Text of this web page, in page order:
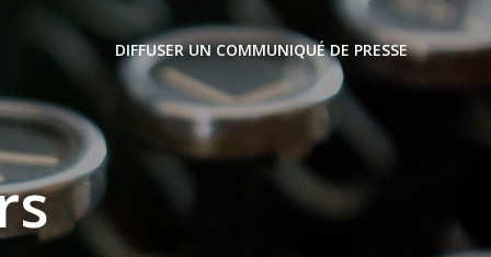
DIFFUSER UN COMMUNIQUÉ DE PRESSE